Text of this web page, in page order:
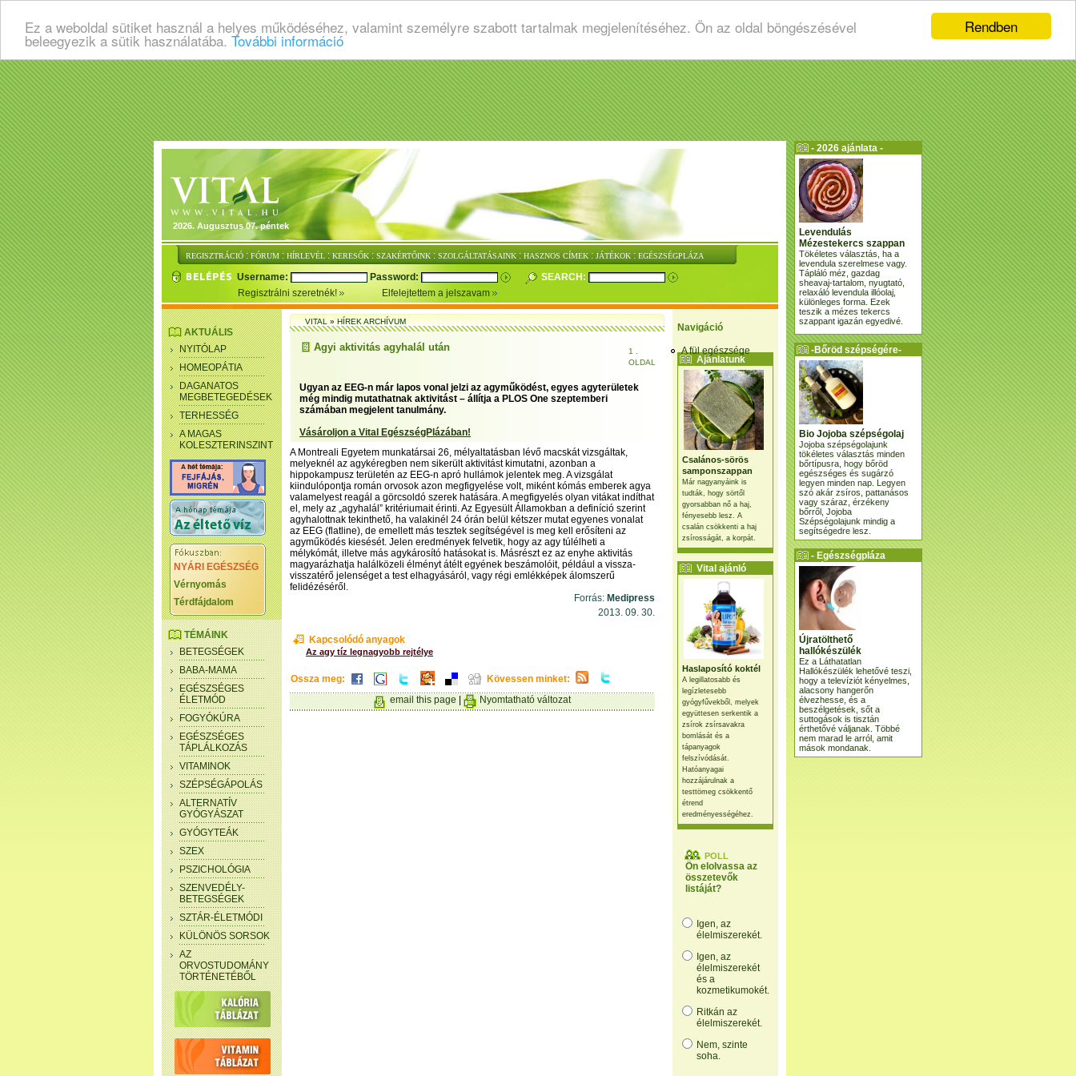
Rendben
Ez a weboldal sütiket használ a helyes működéséhez, valamint személyre szabott tartalmak megjelenítéséhez. Ön az oldal böngészésével
beleegyezik a sütik használatába. További információ
2026. Augusztus 07. péntek
REGISZTRÁCIÓ : FÓRUM : HÍRLEVÉL : KERESŐK : SZAKÉRTŐINK : SZOLGÁLTATÁSAINK : HASZNOS CÍMEK : JÁTÉKOK : EGÉSZSÉGPLÁZA
Username: Password:
SEARCH:
Regisztrálni szeretnék!
Elfelejtettem a jelszavam
Navigáció
A fül egészsége
Ajánlatunk
Csalános-sörös
samponszappan
Már nagyanyáink is
tudták, hogy sörtől
gyorsabban nő a haj,
fényesebb lesz. A
csalán csökkenti a haj
zsírosságát, a korpát.
Vital ajánló
Haslaposító koktél
A legillatosabb és
legízletesebb
gyógyfűvekből, melyek
együttesen serkentik a
zsírok zsírsavakra
bomlását és a
tápanyagok
felszívódását.
Hatóanyagai
hozzájárulnak a
testtömeg csökkentő
étrend
eredményességéhez.
POLL
Ön elolvassa az
összetevők
listáját?
Igen, az
élelmiszerekét.
Igen, az
élelmiszerekét
és a
kozmetikumokét.
Ritkán az
élelmiszerekét.
Nem, szinte
soha.
AKTUÁLIS
NYITÓLAP
HOMEOPÁTIA
DAGANATOS
MEGBETEGEDÉSEK
TERHESSÉG
A MAGAS
KOLESZTERINSZINT
NYÁRI EGÉSZSÉG
Vérnyomás
Térdfájdalom
TÉMÁINK
BETEGSÉGEK
BABA-MAMA
EGÉSZSÉGES
ÉLETMÓD
FOGYÓKÚRA
EGÉSZSÉGES
TÁPLÁLKOZÁS
VITAMINOK
SZÉPSÉGÁPOLÁS
ALTERNATÍV
GYÓGYÁSZAT
GYÓGYTEÁK
SZEX
PSZICHOLÓGIA
SZENVEDÉLY-
BETEGSÉGEK
SZTÁR-ÉLETMÓDI
KÜLÖNÖS SORSOK
AZ
ORVOSTUDOMÁNY
TÖRTÉNETÉBŐL
VITAL»HÍREK ARCHÍVUM
Agyi aktivitás agyhalál után
1 .
OLDAL
Ugyan az EEG-n már lapos vonal jelzi az agyműködést, egyes agyterületek
még mindig mutathatnak aktivitást – állítja a PLOS One szeptemberi
számában megjelent tanulmány.
Vásároljon a Vital EgészségPlázában!
A Montreali Egyetem munkatársai 26, mélyaltatásban lévő macskát vizsgáltak,
melyeknél az agykéregben nem sikerült aktivitást kimutatni, azonban a
hippokampusz területén az EEG-n apró hullámok jelentek meg. A vizsgálat
kiindulópontja román orvosok azon megfigyelése volt, miként kómás emberek agya
valamelyest reagál a görcsoldó szerek hatására. A megfigyelés olyan vitákat indíthat
el, mely az „agyhalál” kritériumait érinti. Az Egyesült Államokban a definíció szerint
agyhalottnak tekinthető, ha valakinél 24 órán belül kétszer mutat egyenes vonalat
az EEG (flatline), de emellett más tesztek segítségével is meg kell erősíteni az
agyműködés kiesését. Jelen eredmények felvetik, hogy az agy túlélheti a
mélykómát, illetve más agykárosító hatásokat is. Másrészt ez az enyhe aktivitás
magyarázhatja halálközeli élményt átélt egyének beszámolóit, például a vissza-
visszatérő jelenséget a test elhagyásáról, vagy régi emlékképek álomszerű
felidézéséről.
Forrás: Medipress
2013. 09. 30.
Kapcsolódó anyagok
Az agy tíz legnagyobb rejtélye
Ossza meg:
Kövessen minket:
email this page
Nyomtatható változat
- 2026 ajánlata -
Levendulás
Mézestekercs szappan
Tökéletes választás, ha a
levendula szerelmese vagy.
Tápláló méz, gazdag
sheavaj-tartalom, nyugtató,
relaxáló levendula illóolaj,
különleges forma. Ezek
teszik a mézes tekercs
szappant igazán egyedivé.
-Bőröd szépségére-
Bio Jojoba szépségolaj
Jojoba szépségolajunk
tökéletes választás minden
bőrtípusra, hogy bőröd
egészséges és sugárzó
legyen minden nap. Legyen
szó akár zsíros, pattanásos
vagy száraz, érzékeny
bőrről, Jojoba
Szépségolajunk mindig a
segítségedre lesz.
- Egészségpláza
ajánlatunk -
Újratölthető
hallókészülék
Ez a Láthatatlan
Hallókészülék lehetővé teszi,
hogy a televíziót kényelmes,
alacsony hangerőn
élvezhesse, és a
beszélgetések, sőt a
suttogások is tisztán
érthetővé váljanak. Többé
nem marad le arról, amit
mások mondanak.